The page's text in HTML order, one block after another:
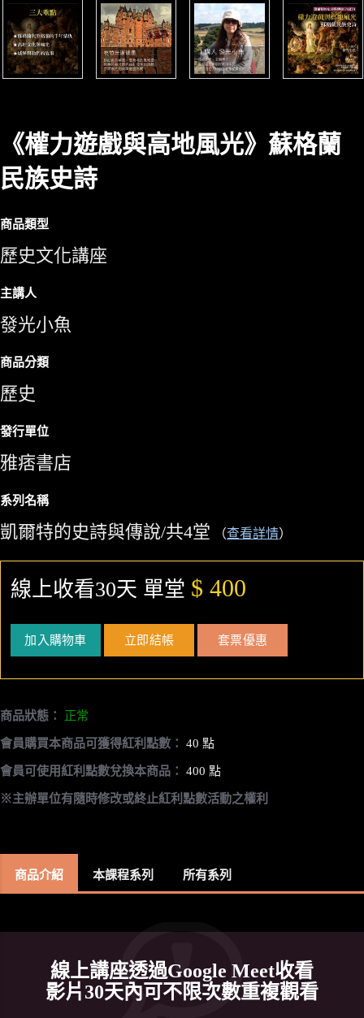
《權力遊戲與高地風光》蘇格蘭
民族史詩
商品類型
歷史文化講座
主講人
發光小魚
商品分類
歷史
發行單位
雅痞書店
系列名稱
凱爾特的史詩與傳說/共4堂 （查看詳情）
線上收看30天 單堂 $ 400
加入購物車 立即結帳 套票優惠
商品狀態： 正常
會員購買本商品可獲得紅利點數： 40 點
會員可使用紅利點數兌換本商品： 400 點
※主辦單位有隨時修改或終止紅利點數活動之權利
商品介紹 本課程系列 所有系列
線上講座透過Google Meet收看
影片30天內可不限次數重複觀看